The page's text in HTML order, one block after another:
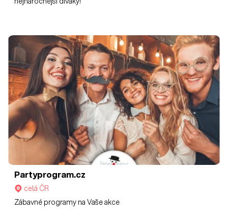
Partyprogram.cz
celá ČR
Zábavné programy na Vaše akce